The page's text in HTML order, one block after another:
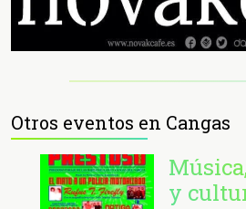
Otros eventos en Cangas
y